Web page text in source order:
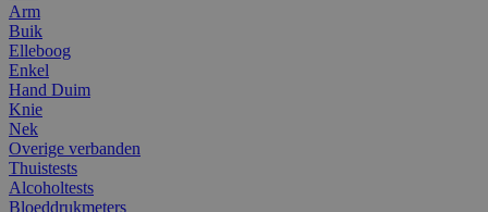
Arm
Buik
Elleboog
Enkel
Hand Duim
Knie
Nek
Overige verbanden
Thuistests
Alcoholtests
Bloeddrukmeters